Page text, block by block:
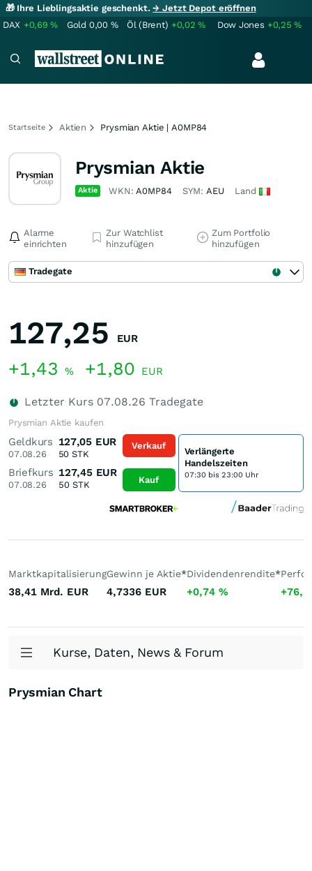
🎁 Ihre Lieblingsaktie geschenkt.→ Jetzt Depot eröffnen
DAX +0,69% Gold 0,00 % Öl (Brent) +0,02% Dow Jones +0,25%
Startseite Aktien Prysmian Aktie | A0MP84
Prysmian Aktie
Aktie WKN:A0MP84 SYM: AEU Land
Alarme
einrichten
Zur Watchlist
hinzufügen
Zum Portfolio
hinzufügen
Tradegate
127,25 EUR
+1,43 % +1,80 EUR
Letzter Kurs 07.08.26 Tradegate
Prysmian Aktie kaufen
Geldkurs
07.08.26
127,05 EUR
50 STK
Briefkurs
07.08.26
127,45 EUR
50 STK
Verkauf
Kauf
Verlängerte
Handelszeiten
07:30 bis 23:00 Uhr
Marktkapitalisierung
38,41 Mrd. EUR
Gewinn je Aktie*
4,7336 EUR
Dividendenrendite*
+0,74 %
Kurse, Daten, News & Forum
Prysmian Chart